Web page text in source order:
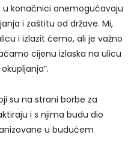
u konačnici onemogućavaju
i zaštitu od države. Mi,
i izlazit ćemo, ali je važno
cijenu izlaska na ulicu
su na strani borbe za
i s njima budu dio
u budućem